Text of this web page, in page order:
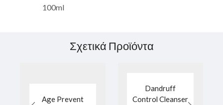
100ml
Σχετικά Προϊόντα
Age Prevent
Dandruff
Control Cleanser